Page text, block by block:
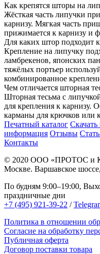
Как крепятся шторы на
Жёсткая часть липучки
карнизу. Мягкая часть
прижимается к карнизу и
Для каких штор подходит
Крепление на липучку
ламбрекенов, японских
тяжёлых портьер
комбинированное
Чем отличается шторная
Шторная тесьма с
для крепления к карнизу.
карманы для крючков или
Печатный каталог Скачать
информация Отзывы
Контакты
© 2020 ООО «ПРОТОС и
Москве. Варшавское
По будням 9:00–19:00,
праздничные дни
+7 (495) 921-39-22 /
Политика в отношении
Согласие на обработку
Публичная оферта
Договор поставки товара